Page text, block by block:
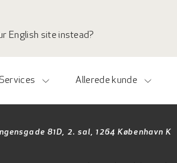
English site instead?
Services Allerede kunde
81D, 2. sal, 1264 København K